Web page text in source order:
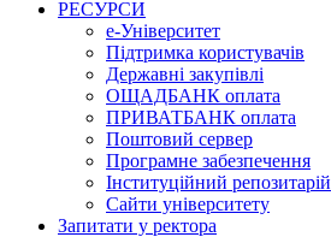
РЕСУРСИ
е-Університет
Підтримка користувачів
Державні закупівлі
ОЩАДБАНК оплата
ПРИВАТБАНК оплата
Поштовий сервер
Програмне забезпечення
Інституційний репозитарій
Сайти університету
Запитати у ректора